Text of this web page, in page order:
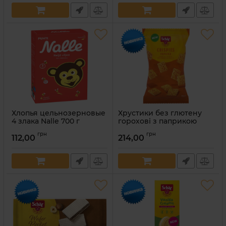
Хлопья цельнозерновые
4 злака Nalle 700 г
112,00 грн
Хрустики без глютену
горохові з паприкою
Артикул: 8008698044643
214,00 грн